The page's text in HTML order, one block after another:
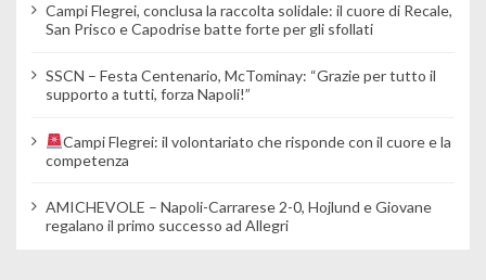
Campi Flegrei, conclusa la raccolta solidale: il cuore di Recale,
San Prisco e Capodrise batte forte per gli sfollati
SSCN – Festa Centenario, McTominay: “Grazie per tutto il
supporto a tutti, forza Napoli!”
Campi Flegrei: il volontariato che risponde con il cuore e la
competenza
AMICHEVOLE – Napoli-Carrarese 2-0, Hojlund e Giovane
regalano il primo successo ad Allegri